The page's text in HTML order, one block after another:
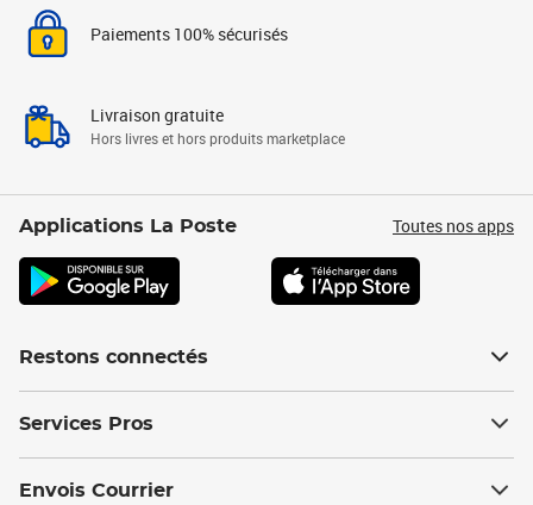
Paiements 100% sécurisés
Livraison gratuite
Hors livres et hors produits marketplace
Applications La Poste Toutes nos apps
Restons connectés
Services Pros
Envois Courrier